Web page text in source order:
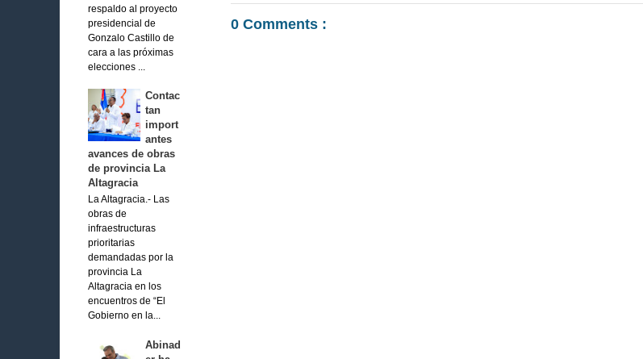
respaldo al proyecto
presidencial de
Gonzalo Castillo de
cara a las próximas
elecciones ...
Contac
tan
import
antes
avances de obras
de provincia La
Altagracia
La Altagracia.- Las
obras de
infraestructuras
prioritarias
demandadas por la
provincia La
Altagracia en los
encuentros de “El
Gobierno en la...
Abinad
0 Comments :